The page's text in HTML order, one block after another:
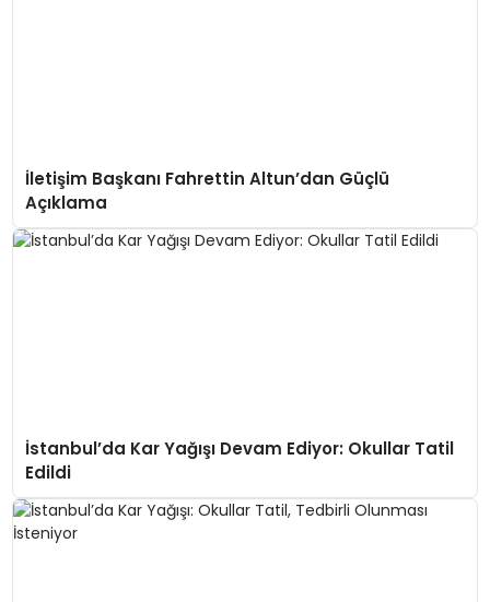
İletişim Başkanı Fahrettin Altun’dan Güçlü
Açıklama
İstanbul’da Kar Yağışı Devam Ediyor: Okullar Tatil
Edildi